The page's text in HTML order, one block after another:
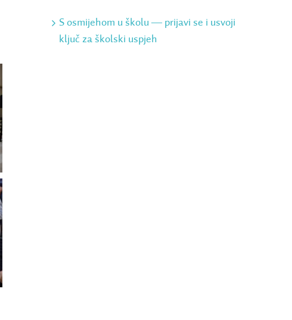
S osmijehom u školu ― prijavi se i usvoji
ključ za školski uspjeh